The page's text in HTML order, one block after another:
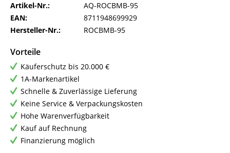
Artikel-Nr.:
AQ-ROCBMB-95
EAN:
8711948699929
Hersteller-Nr.:
ROCBMB-95
Vorteile
Käuferschutz bis 20.000 €
1A-Markenartikel
Schnelle & Zuverlässige Lieferung
Keine Service & Verpackungskosten
Hohe Warenverfügbarkeit
Kauf auf Rechnung
Finanzierung möglich